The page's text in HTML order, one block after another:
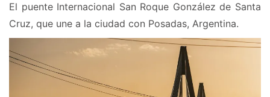
El puente Internacional San Roque González de Santa
Cruz, que une a la ciudad con Posadas, Argentina.